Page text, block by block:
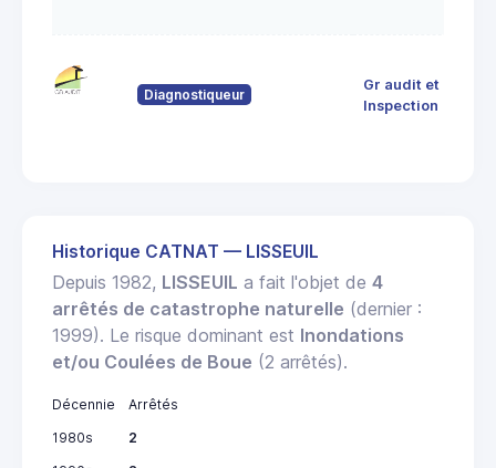
Diagnostiqueur
Gr audit et
Inspection
Historique CATNAT — LISSEUIL
Depuis 1982, LISSEUIL a fait l'objet de 4
arrêtés de catastrophe naturelle (dernier :
1999). Le risque dominant est Inondations
et/ou Coulées de Boue (2 arrêtés).
Décennie
Arrêtés
1980s
2